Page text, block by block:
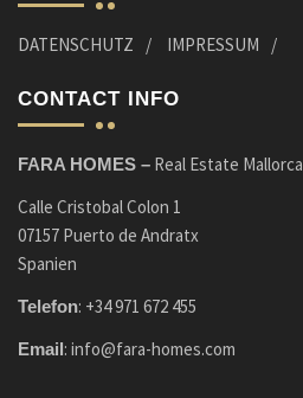
DATENSCHUTZ IMPRESSUM
CONTACT INFO
FARA HOMES – Real Estate Mallorca
Calle Cristobal Colon 1
07157 Puerto de Andratx
Spanien
Telefon: +34 971 672 455
Email: info@fara-homes.com